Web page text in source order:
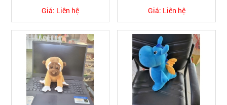
Giá: Liên hệ Giá: Liên hệ